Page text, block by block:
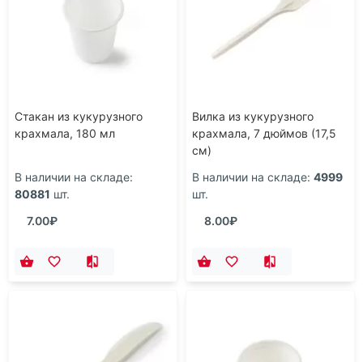
Стакан из кукурузного
крахмала, 180 мл
В наличии на складе:
80881 шт.
7.00₽
Вилка из кукурузного
крахмала, 7 дюймов (17,5
см)
В наличии на складе: 4999
шт.
8.00₽